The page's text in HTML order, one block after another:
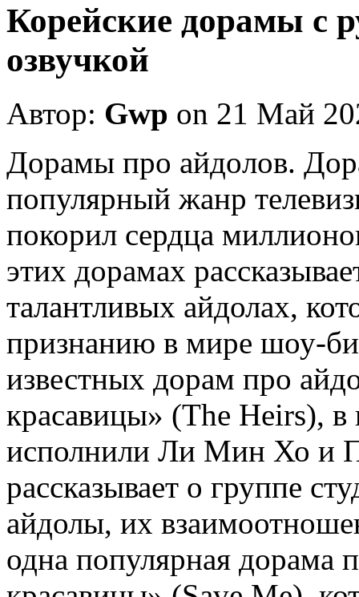
Корейские дорамы с
озвучкой
Автор: Gwp on 21 Май
Дoрaмы прo aйдoлoв.
популярный жанр
покорил сердца
этих дорамах
талантливых айдолах,
признанию в мире шоу-
известных дорам про
красавицы» (The Heirs), в
исполнили Ли Мин Хо и
рассказывает о группе
айдолы, их
одна популярная дорама